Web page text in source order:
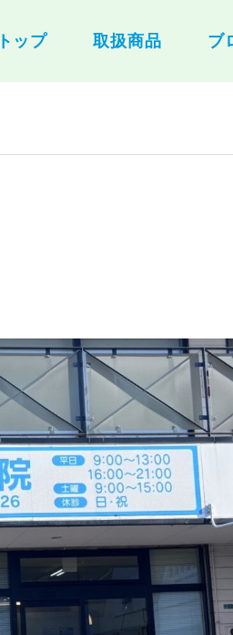
トップ 取扱商品 ブ